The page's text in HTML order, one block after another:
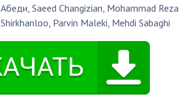
Абеди,Saeed Changizian, Mohammad Reza
Shirkhanloo, Parvin Maleki, Mehdi Sabaghi